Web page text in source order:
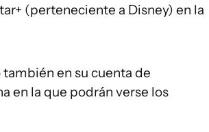
(perteneciente a Disney) en la
en su cuenta de
en la que podrán verse los